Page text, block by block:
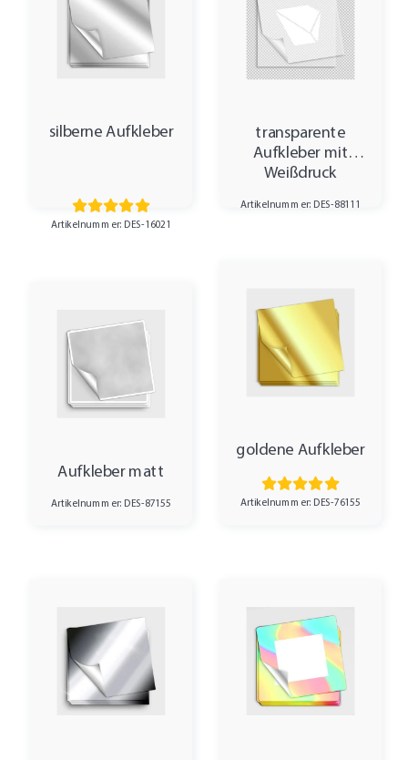
silberne Aufkleber
Artikelnummer: DES-16021
transparente
Aufkleber mit
Weißdruck
Artikelnummer: DES-88111
Aufkleber matt
Artikelnummer: DES-87155
goldene Aufkleber
Artikelnummer: DES-76155